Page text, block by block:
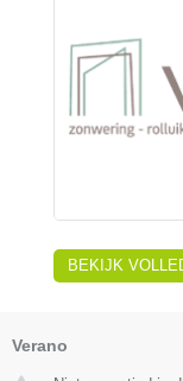
BEKIJK
Verano